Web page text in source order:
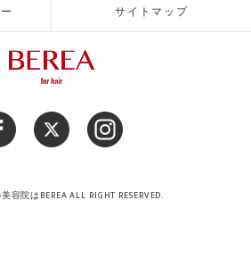
サイトマップ
容院はBEREA ALL RIGHT RESERVED.